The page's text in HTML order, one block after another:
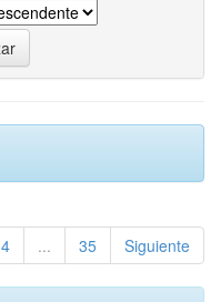
4 ... 35 Siguiente